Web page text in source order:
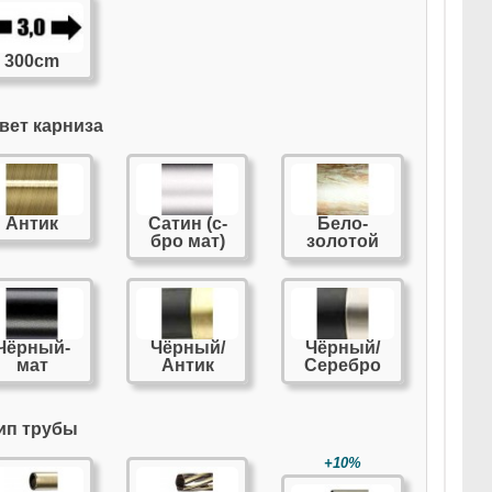
300cm
карниза
Антик
Сатин (с-
бро мат)
Бело-
золотой
мат
Чёрный/
Антик
Чёрный/
Серебро
трубы
+10%